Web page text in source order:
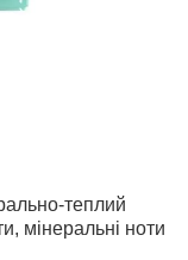
теплий
мінеральні ноти